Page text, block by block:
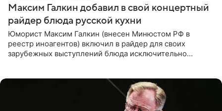
Максим Галкин добавил в свой концертный
райдер блюда русской кухни
Юморист Максим Галкин (внесен Минюстом РФ в
реестр иноагентов) включил в райдер для своих
зарубежных выступлений блюда исключительно